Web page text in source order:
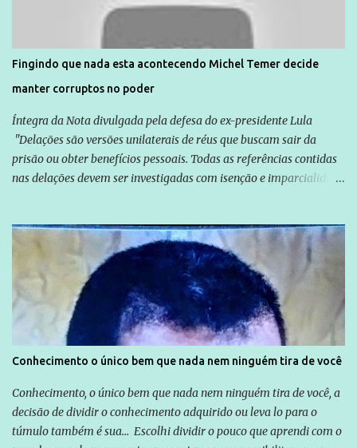
são vítimas de violência, estão em situação de risco ou têm seus
direitos violados. Leia mais: Anistia Internacional cobra do Brasil
solução do caso Amarildo - Terra Brasil
Fingindo que nada esta acontecendo Michel Temer decide
manter corruptos no poder
Íntegra da Nota divulgada pela defesa do ex-presidente Lula
"Delações são versões unilaterais de réus que buscam sair da
prisão ou obter benefícios pessoais. Todas as referências contidas
nas delações devem ser investigadas com isenção e imparcialidade
Globo manteve com o Grupo Odebrecht, citada na delação de
Emílio Odebrecht. Lula sempre atuou para promover o Brasil no
exterior, e não para promover determinadas empresas ou
empresários" Assina a nota o advogado Cristiano Zanin Martins
Conhecimento o único bem que nada nem ninguém tira de você
Conhecimento, o único bem que nada nem ninguém tira de você, a
decisão de dividir o conhecimento adquirido ou leva lo para o
túmulo também é sua... Escolhi dividir o pouco que aprendi com o